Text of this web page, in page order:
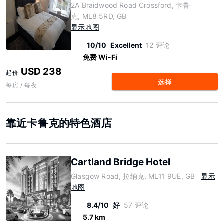
2A Braidwood Road Crossford, 卡鲁
克, ML8 5RD, GB
显示地图
10/10 Excellent 12 评论
免费 Wi-Fi
起价 USD 238
每房 / 每夜 选择
靠近卡鲁克的特色酒店
Cartland Bridge Hotel
Glasgow Road, 拉纳克, ML11 9UE, GB
显示
地图
8.4/10 好 57 评论
5.7 km